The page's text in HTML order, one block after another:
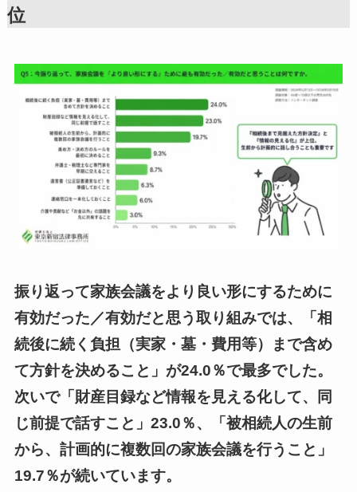
位
振り返って家族会議をより良い形にするために
有効だった／有効だと思う取り組みでは、「相
続後に続く負担（実家・墓・費用等）まで含め
て方針を決めること」が24.0％で最多でした。
次いで「財産目録など情報を見える化して、同
じ前提で話すこと」23.0％、「被相続人の生前
から、計画的に複数回の家族会議を行うこと」
19.7％が続いています。